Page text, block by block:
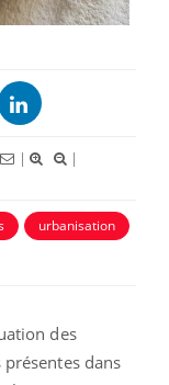
|
|
urbanisation
des
dans